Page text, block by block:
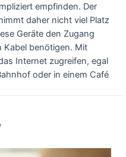
empfinden. Der
daher nicht viel Platz
Geräte den Zugang
Kabel benötigen. Mit
Internet zugreifen, egal
oder in einem Café